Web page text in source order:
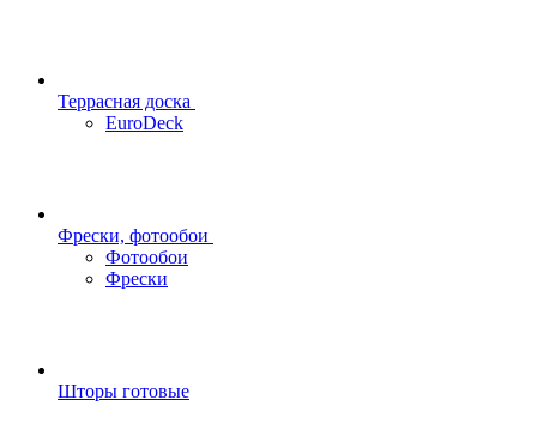
Террасная доска
EuroDeck
Фрески, фотообои
Фотообои
Фрески
Шторы готовые